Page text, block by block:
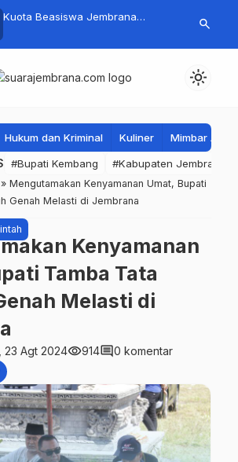
Kuota Beasiswa Jembrana
Siapkan Upaya Penambahan di
Fantastis!
Jembrana
search
light_mode
Hukum dan Kriminal Kuliner Mimbar
#Bupati Kembang #Kabupaten Jembrana
» Mengutamakan Kenyamanan Umat, Bupati
Genah Melasti di Jembrana
Kenyamanan
Tamba Tata
Melasti di
23 Agt 2024visibility914comment0 komentar